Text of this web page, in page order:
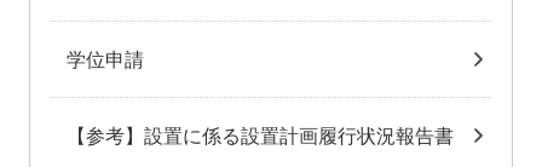
学位申請
【参考】設置に係る設置計画履行状況報告書